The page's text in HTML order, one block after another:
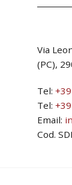
Via
(PC),
Tel:
Tel:
Email:
Cod.